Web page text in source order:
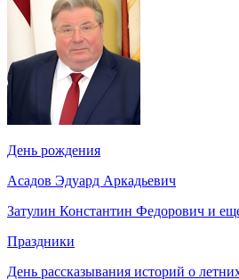
День рождения
Асадов Эдуард Аркадьевич
Затулин Константин Федорович и
Праздники
День рассказывания историй о